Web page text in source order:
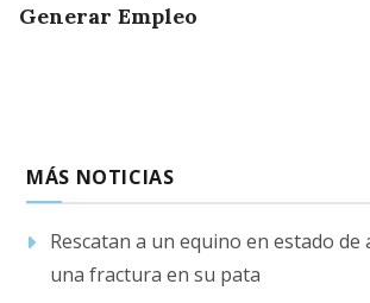
Generar Empleo
MÁS NOTICIAS
Rescatan a un equino en estado de
una fractura en su pata